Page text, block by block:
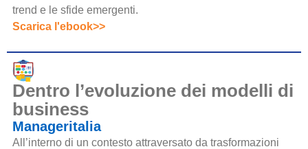
trend e le sfide emergenti.
Scarica l'ebook>>
Dentro l’evoluzione dei modelli di
business
Manageritalia
All’interno di un contesto attraversato da trasformazioni